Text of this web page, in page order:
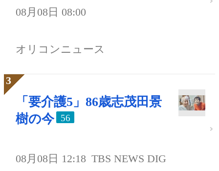
08月08日 08:00
オリコンニュース
「要介護5」86歳志茂田景
樹の今
56
08月08日 12:18 TBS NEWS DIG